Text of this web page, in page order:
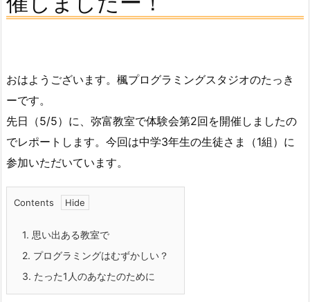
おはようございます。楓プログラミングスタジオのたっき
ーです。
先日（5/5）に、弥富教室で体験会第2回を開催しましたの
でレポートします。今回は中学3年生の生徒さま（1組）に
参加いただいています。
Contents
1. 思い出ある教室で
2. プログラミングはむずかしい？
3. たった1人のあなたのために